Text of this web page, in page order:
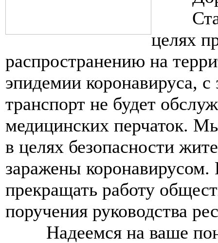
целях
распространению на
эпидемии коронавируса,
транспорт не будет
медицинских перчаток.
в целях безопасности
заражены
прекращать работу
поручения руководства
Надеемся на ваше